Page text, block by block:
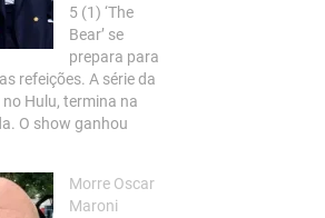
5 (1) ‘The
Bear’ se
prepara para
refeições. A série da
no Hulu, termina na
O show ganhou
Morre Oscar
Maroni